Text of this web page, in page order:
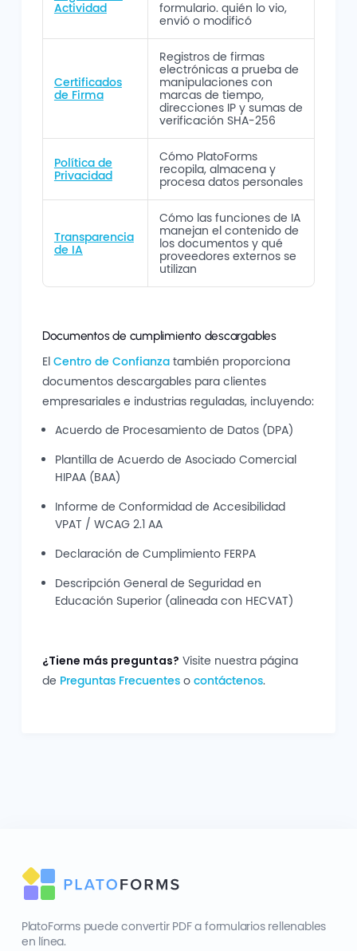
Actividad
formulario. quién lo vio,
envió o modificó
Certificados
de Firma
Registros de firmas
electrónicas a prueba de
manipulaciones con
marcas de tiempo,
direcciones IP y sumas de
verificación SHA-256
Política de
Privacidad
Cómo PlatoForms
recopila, almacena y
procesa datos personales
Transparencia
de IA
Cómo las funciones de IA
manejan el contenido de
los documentos y qué
proveedores externos se
utilizan
Documentos de cumplimiento descargables
El Centro de Confianzatambién proporciona
documentos descargables para clientes
empresariales e industrias reguladas, incluyendo:
Acuerdo de Procesamiento de Datos (DPA)
Plantilla de Acuerdo de Asociado Comercial
HIPAA (BAA)
Informe de Conformidad de Accesibilidad
VPAT / WCAG 2.1 AA
Declaración de Cumplimiento FERPA
Descripción General de Seguridad en
Educación Superior (alineada con HECVAT)
¿Tiene más preguntas? Visite nuestra página
de Preguntas Frecuenteso contáctenos.
PlatoForms puede convertir PDF a formularios rellenables
en línea.